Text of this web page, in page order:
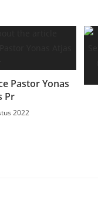
Pastor Yonas
Pr
2022